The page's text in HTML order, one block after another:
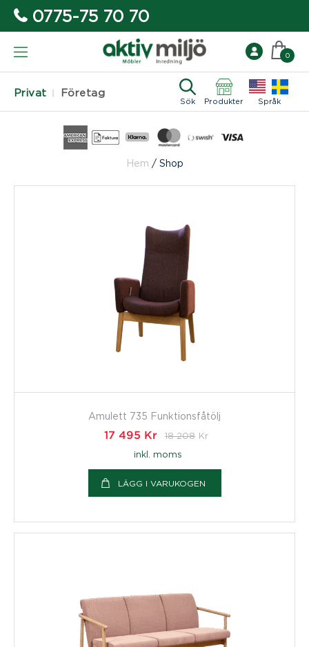
0775-75 70 70
Privat Företag
Sök Produkter Språk
0
Hem / Shop
Amulett 735 Funktionsfåtölj
17 495 Kr 18 208 Kr
inkl. moms
LÄGG I VARUKOGEN